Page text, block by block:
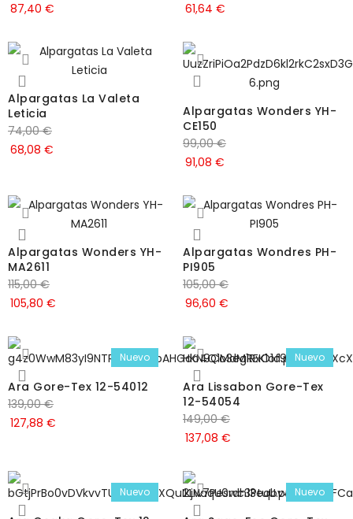
87,40 €
61,64 €
Alpargatas La Valeta
Leticia
74,00€
68,08 €
Alpargatas Wonders YH-
CE150
99,00€
91,08 €
Alpargatas Wonders YH-
MA2611
115,00€
105,80 €
Alpargatas Wondres PH-
PI905
105,00€
96,60 €
Nuevo
Ara Gore-Tex 12-54012
139,00€
127,88 €
Nuevo
Ara Lissabon Gore-Tex
12-54054
149,00€
137,08 €
Nuevo Nuevo